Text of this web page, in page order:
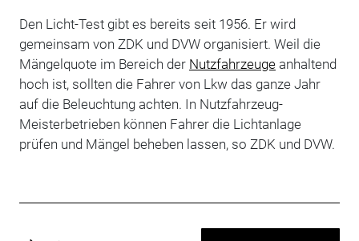
Den Licht-Test gibt es bereits seit 1956. Er wird
gemeinsam von ZDK und DVW organisiert. Weil die
Mängelquote im Bereich der Nutzfahrzeugeanhaltend
hoch ist, sollten die Fahrer von Lkw das ganze Jahr
auf die Beleuchtung achten. In Nutzfahrzeug-
Meisterbetrieben können Fahrer die Lichtanlage
prüfen und Mängel beheben lassen, so ZDK und DVW.